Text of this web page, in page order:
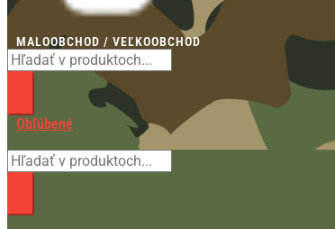
MALOOBCHOD / VEĽKOOBCHOD
Obľúbené